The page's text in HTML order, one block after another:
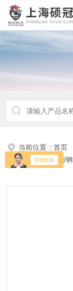
当前位置：首页
列
>钢丝绳与